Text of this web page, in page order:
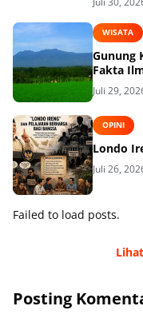
WISATA
Gunung
Fakta
Juli 29,
OPINI
Londo
Juli 26,
Failed to load posts.
Posting